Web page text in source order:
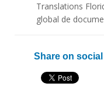
Translations
global de
Share on